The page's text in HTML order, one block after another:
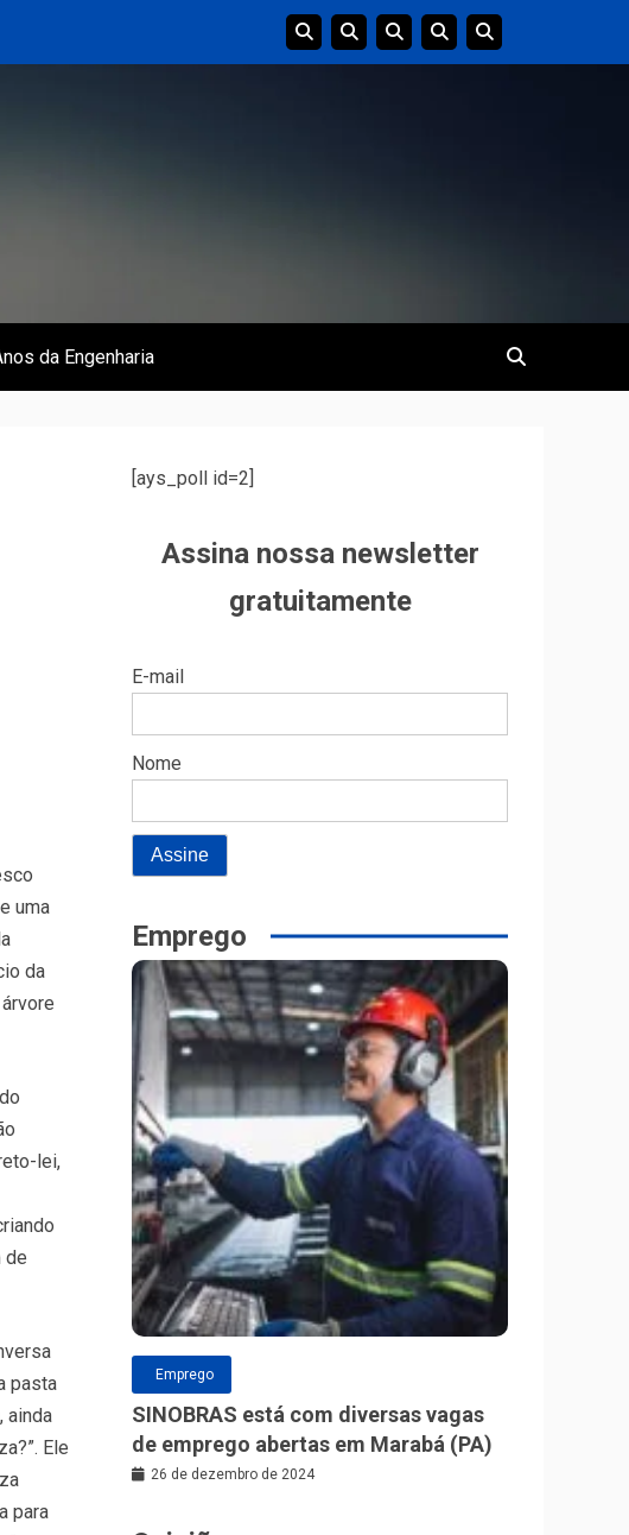
da Engenharia
uma
da
lei,
de
pasta
ainda
Ele
para
[ays_poll id=2]
Assina nossa newsletter
gratuitamente
E-mail
Nome
Emprego
Emprego
SINOBRAS está com diversas vagas
de emprego abertas em Marabá (PA)
26 de dezembro de 2024